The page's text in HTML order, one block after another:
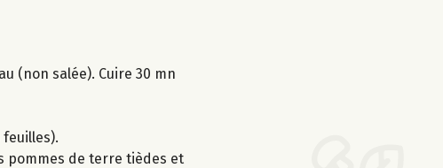
(non salée). Cuire 30 mn
pommes de terre tièdes et